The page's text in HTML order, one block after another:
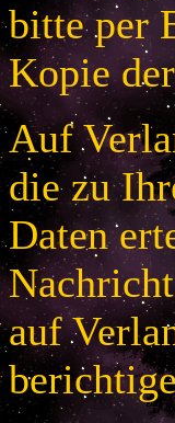
bitte per
Kopie
Auf
die zu
Daten
auf